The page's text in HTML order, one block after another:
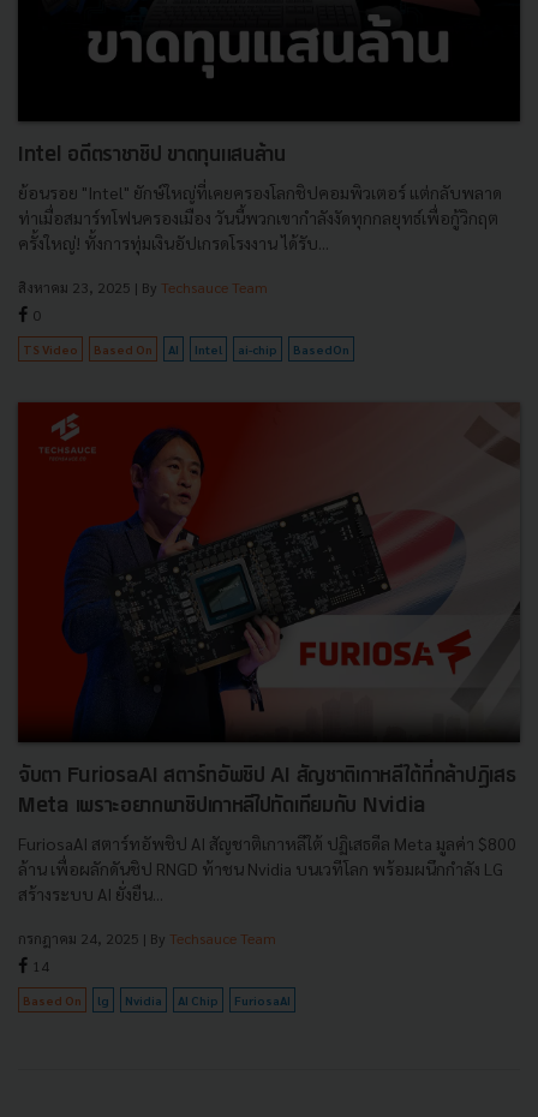
Intel อดีตราชาชิป ขาดทุนแสนล้าน
ย้อนรอย "Intel" ยักษ์ใหญ่ที่เคยครองโลกชิปคอมพิวเตอร์ แต่กลับพลาด
ท่าเมื่อสมาร์ทโฟนครองเมือง วันนี้พวกเขากำลังงัดทุกกลยุทธ์เพื่อกู้วิกฤต
ครั้งใหญ่! ทั้งการทุ่มเงินอัปเกรดโรงงาน ได้รับ...
สิงหาคม 23, 2025 | By Techsauce Team
0
TS Video Based On AI Intel ai-chip BasedOn
จับตา FuriosaAI สตาร์ทอัพชิป AI สัญชาติเกาหลีใต้ที่กล้าปฏิเสธ
Meta เพราะอยากพาชิปเกาหลีไปทัดเทียมกับ Nvidia
FuriosaAI สตาร์ทอัพชิป AI สัญชาติเกาหลีใต้ ปฏิเสธดีล Meta มูลค่า $800
ล้าน เพื่อผลักดันชิป RNGD ท้าชน Nvidia บนเวทีโลก พร้อมผนึกกำลัง LG
สร้างระบบ AI ยั่งยืน...
กรกฎาคม 24, 2025 | By Techsauce Team
14
Based On lg Nvidia AI Chip FuriosaAI